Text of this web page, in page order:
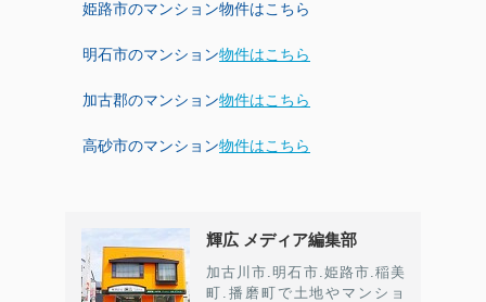
姫路市のマンション物件はこちら
明石市のマンション物件はこちら
加古郡のマンション物件はこちら
高砂市のマンション物件はこちら
輝広 メディア編集部
加古川市.明石市.姫路市.稲美
町.播磨町で土地やマンショ